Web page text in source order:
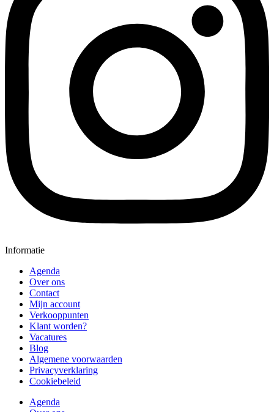
Informatie
Agenda
Over ons
Contact
Mijn account
Verkooppunten
Klant worden?
Vacatures
Blog
Algemene voorwaarden
Privacyverklaring
Cookiebeleid
Agenda